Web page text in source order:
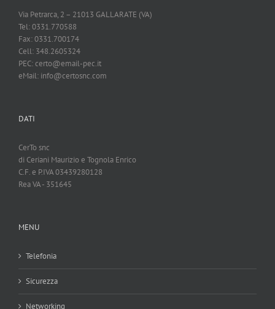
Via Petrarca, 2 – 21013 GALLARATE (VA)
Tel: 0331.770588
Fax: 0331.700174
Cell: 348.2605324
PEC: certo@email-pec.it
eMail: info@certosnc.com
DATI
CerTo snc
di Ceriani Maurizio e Tognola Enrico
C.F. e P.IVA 03439280128
Rea VA - 351645
MENU
Telefonia
Sicurezza
Networking